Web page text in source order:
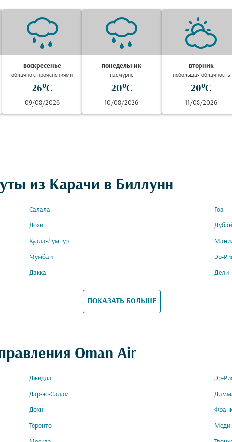
воскресенье
облачно с прояснениями
26°C
09/08/2026
понедельник
пасмурно
20°C
10/08/2026
вторник
небольшая облачность
20°C
11/08/2026
из Карачи в Биллунн
Салала Гоа
Дохи Дубай
Куала-Лумпур
Мумбаи Эр-
Дакка Дели
ПОКАЗАТЬ БОЛЬШЕ
Oman Air
Джидда Эр-
Дар-эс-Салам
Дохи
Торонто